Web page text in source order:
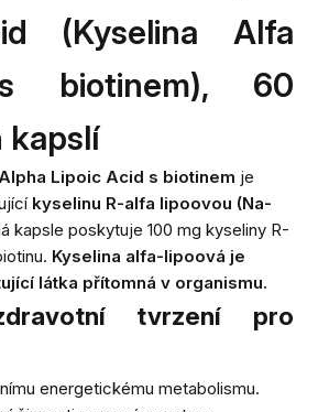
(Kyselina Alfa
biotinem), 60
kapslí
Lipoic Acid s biotinem je
kyselinu R-alfa lipoovou (Na-
kapsle poskytuje 100 mg kyseliny R-
Kyselina alfa-lipoová je
látka přítomná v organismu.
tvrzení pro
energetickému metabolismu.